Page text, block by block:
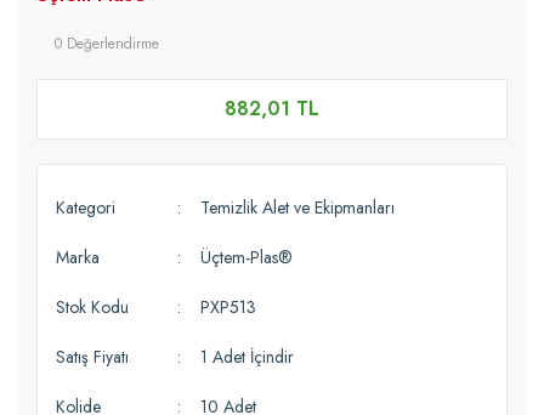
0 Değerlendirme
882,01 TL
Kategori Temizlik Alet ve Ekipmanları
Marka Üçtem-Plas®
Stok Kodu PXP513
Satış Fiyatı 1 Adet İçindir
Kolide 10 Adet